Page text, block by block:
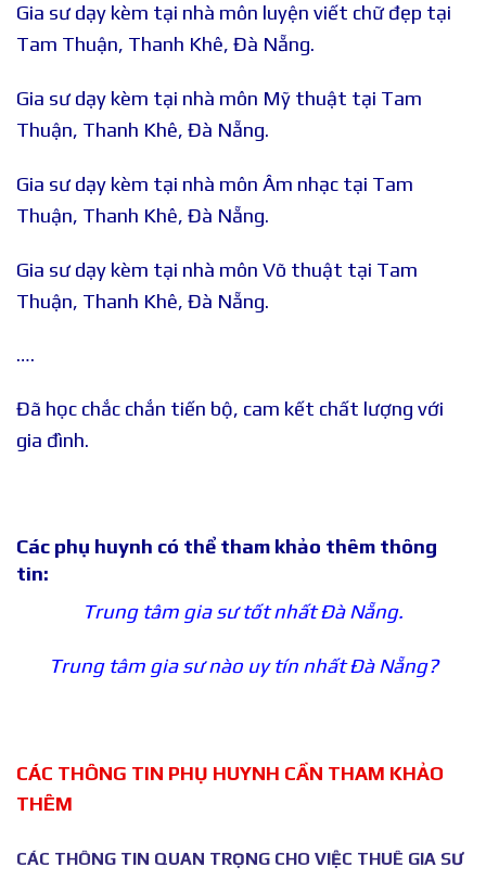
Gia sư dạy kèm tại nhà môn luyện viết chữ đẹp tại
Tam Thuận, Thanh Khê, Đà Nẵng.
Gia sư dạy kèm tại nhà môn Mỹ thuật tại Tam
Thuận, Thanh Khê, Đà Nẵng.
Gia sư dạy kèm tại nhà môn Âm nhạc tại Tam
Thuận, Thanh Khê, Đà Nẵng.
Gia sư dạy kèm tại nhà môn Võ thuật tại Tam
Thuận, Thanh Khê, Đà Nẵng.
….
Đã học chắc chắn tiến bộ, cam kết chất lượng với
gia đình.
Các phụ huynh có thể tham khảo thêm thông
tin:
Trung tâm gia sư tốt nhất Đà Nẵng.
Trung tâm gia sư nào uy tín nhất Đà Nẵng?
CÁC THÔNG TIN PHỤ HUYNH CẦN THAM KHẢO
THÊM
CÁC THÔNG TIN QUAN TRỌNG CHO VIỆC THUÊ GIA SƯ